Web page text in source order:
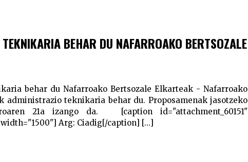
BEHAR DU NAFARROAKO BERTSOZALE
behar du Nafarroako Bertsozale Elkarteak - Nafarroako
administrazio teknikaria behar du. Proposamenak jasotzeko
21a izango da. [caption id="attachment_60151"
Arg: Ciadig[/caption] [...]